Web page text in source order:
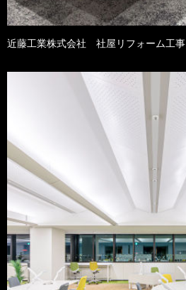
近藤工業株式会社 社屋リフォーム工事